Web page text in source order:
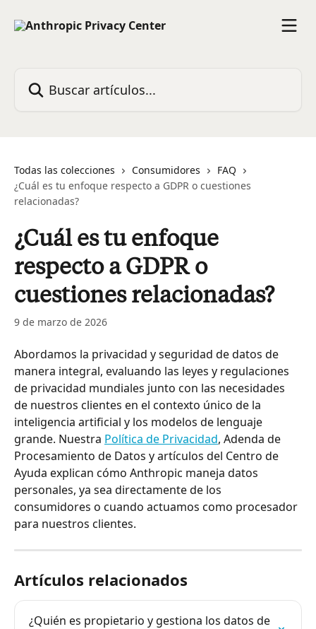
Todas las colecciones Consumidores
FAQ
¿Cuál es tu enfoque respecto a GDPR o cuestiones
relacionadas?
¿Cuál es tu enfoque
respecto a GDPR o
cuestiones relacionadas?
9 de marzo de 2026
Abordamos la privacidad y seguridad de datos de
manera integral, evaluando las leyes y regulaciones
de privacidad mundiales junto con las necesidades
de nuestros clientes en el contexto único de la
inteligencia artificial y los modelos de lenguaje
grande. Nuestra Política de Privacidad, Adenda de
Procesamiento de Datos y artículos del Centro de
Ayuda explican cómo Anthropic maneja datos
personales, ya sea directamente de los
consumidores o cuando actuamos como procesador
para nuestros clientes.
Artículos relacionados
¿Quién es propietario y gestiona los datos de